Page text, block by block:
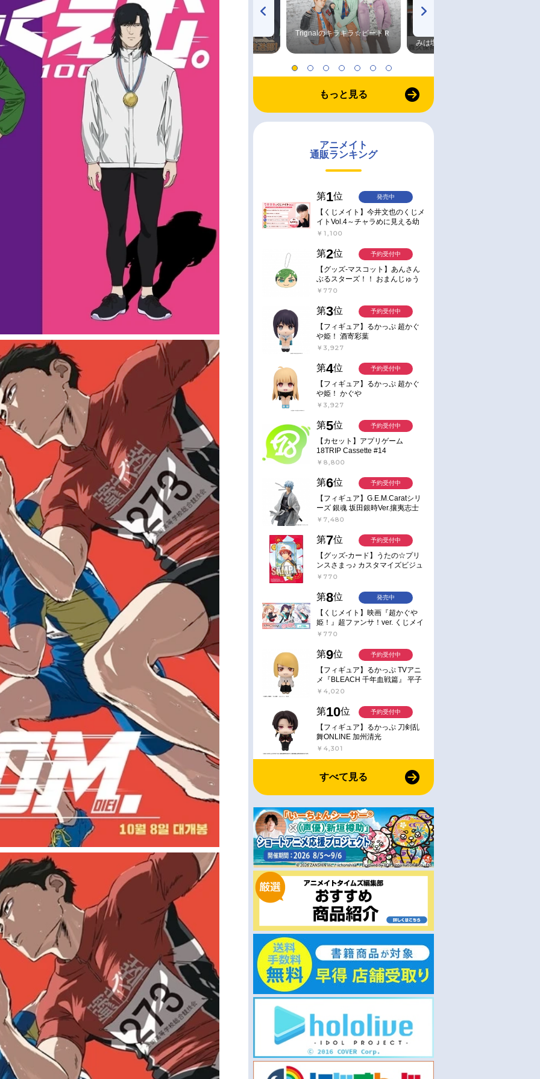
TVアニメ『戦隊大失格』
radio 大直会 2nd season
ハイキュー!! 烏野高校放送部! Trignalのキラキラ☆ビートＲ
みは塩だけ
もっと見る
アニメイト
通販ランキング
第1位
【くじメイト】今井文也のくじメ
イトVol.4～チャラめに見える幼
馴染、実は一途で独占欲が強いん
￥1,100
発売中
第2位
【グッズ-マスコット】あんさん
ぶるスターズ！！ おまんじゅう
にぎにぎマスコット ねくすと2
￥770
予約受付中
第3位
【フィギュア】るかっぷ 超かぐ
や姫！ 酒寄彩葉
￥3,927
予約受付中
第4位
【フィギュア】るかっぷ 超かぐ
や姫！ かぐや
￥3,927
予約受付中
第5位
【カセット】アプリゲーム
18TRIP Cassette #14
￥8,800
予約受付中
第6位
【フィギュア】G.E.M.Caratシリ
ーズ 銀魂 坂田銀時Ver.攘夷志士
完成品フィギュア
￥7,480
予約受付中
第7位
【グッズ-カード】うたの☆プリ
ンスさまっ♪ カスタマイズビジュ
アルカードコレクション Best
￥770
予約受付中
第8位
【くじメイト】映画『超かぐや
姫！』超ファンサ！ver. くじメイ
ト
￥770
発売中
第9位
【フィギュア】るかっぷ TVアニ
メ『BLEACH 千年血戦篇』 平子
真子
￥4,020
予約受付中
第10位
【フィギュア】るかっぷ 刀剣乱
舞ONLINE 加州清光
￥4,301
予約受付中
すべて見る